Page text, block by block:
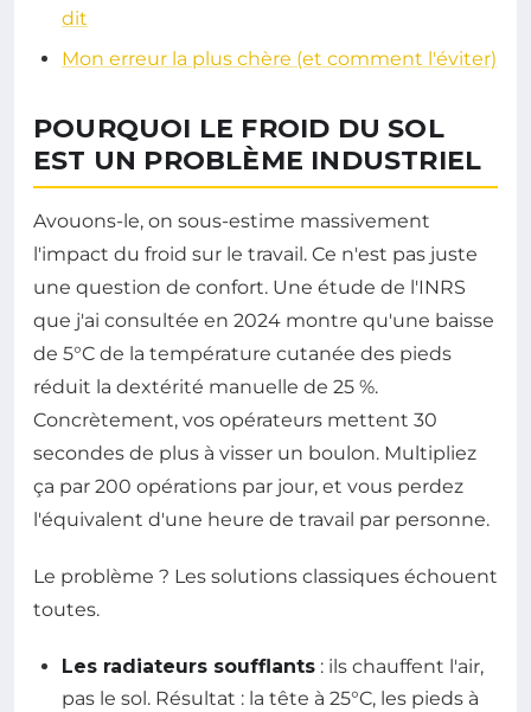
dit
Mon erreur la plus chère (et comment l'éviter)
POURQUOI LE FROID DU SOL
EST UN PROBLÈME INDUSTRIEL
Avouons-le, on sous-estime massivement
l'impact du froid sur le travail. Ce n'est pas juste
une question de confort. Une étude de l'INRS
que j'ai consultée en 2024 montre qu'une baisse
de 5°C de la température cutanée des pieds
réduit la dextérité manuelle de 25 %.
Concrètement, vos opérateurs mettent 30
secondes de plus à visser un boulon. Multipliez
ça par 200 opérations par jour, et vous perdez
l'équivalent d'une heure de travail par personne.
Le problème ? Les solutions classiques échouent
toutes.
Les radiateurs soufflants : ils chauffent l'air,
pas le sol. Résultat : la tête à 25°C, les pieds à